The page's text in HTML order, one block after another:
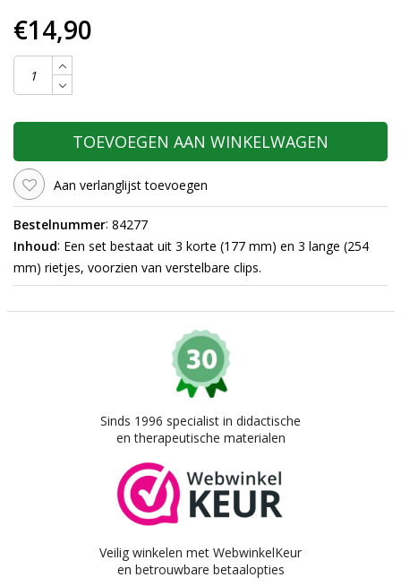
€14,90
TOEVOEGEN AAN WINKELWAGEN
Aan verlanglijst toevoegen
Bestelnummer: 84277
Inhoud: Een set bestaat uit 3 korte (177 mm) en 3 lange (254
mm) rietjes, voorzien van verstelbare clips.
Sinds 1996 specialist in didactische
en therapeutische materialen
Veilig winkelen met WebwinkelKeur
en betrouwbare betaalopties